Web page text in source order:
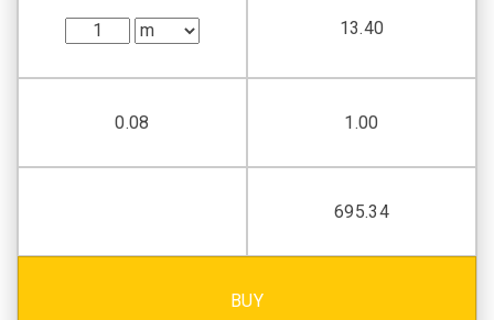
13.40
0.08 1.00
695.34
BUY